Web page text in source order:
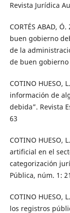
Revista Jurídica
CORTÉS ABAD,
buen gobierno
de la
de buen gobierno
COTINO HUESO,
información de
debida”. Revista
63
COTINO HUESO,
artificial en el
categorización
Pública, núm. 1:
COTINO HUESO,
los registros